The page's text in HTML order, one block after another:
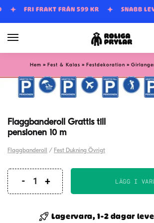
Skip
Skip
FRI FRAKT FRÅN 599 KR SNABB
Hem » Fest & Kalas » Festdekoration »
Flaggbanderoll Grattis till
pensionen 10 m
Flaggbanderoll / Fest Dukning Övrigt
Flaggbanderoll
LÄGG I
Lagervara, 1-2 dagar